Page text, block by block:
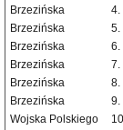
Brzezińska
4.
Brzezińska
5.
Brzezińska
6.
Brzezińska
7.
Brzezińska
8.
Brzezińska
9.
Wojska Polskiego